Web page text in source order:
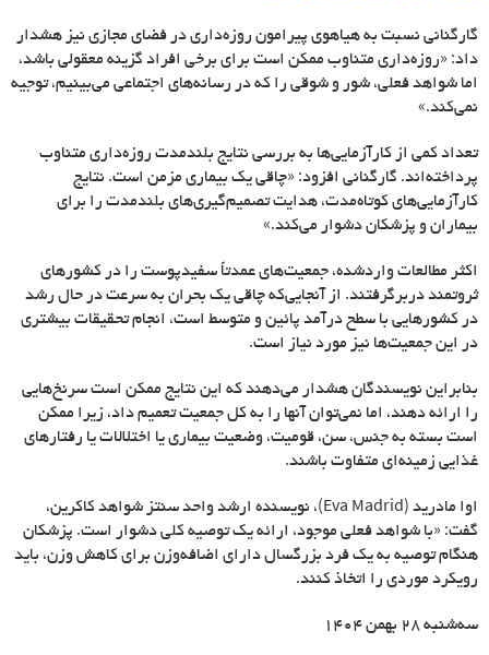
گارگنانی نسبت به هیاهوی پیرامون روزهداری در فضای مجازی نیز هشدار
داد: «روزهداری متناوب ممکن است برای برخی افراد گزینه معقولی باشد،
اما شواهد فعلی، شور و شوقی را که در رسانههای اجتماعی میبینیم، توجیه
نمیکند.»
تعداد کمی از کارآزماییها به بررسی نتایج بلندمدت روزهداری متناوب
پرداختهاند. گارگنانی افزود: «چاقی یک بیماری مزمن است. نتایج
کارآزماییهای کوتاهمدت، هدایت تصمیمگیریهای بلندمدت را برای
بیماران و پزشکان دشوار میکند.»
اکثر مطالعات واردشده، جمعیتهای عمدتاً سفیدپوست را در کشورهای
ثروتمند دربرگرفتند. از آنجاییکه چاقی یک بحران به سرعت در حال رشد
در کشورهایی با سطح درآمد پائین و متوسط است، انجام تحقیقات بیشتری
در این جمعیتها نیز مورد نیاز است.
بنابراین نویسندگان هشدار میدهند که این نتایج ممکن است سرنخهایی
را ارائه دهند، اما نمیتوان آنها را به کل جمعیت تعمیم داد، زیرا ممکن
است بسته به جنس، سن، قومیت، وضعیت بیماری یا اختلالات یا رفتارهای
غذایی زمینهای متفاوت باشند.
اوا مادرید (Eva Madrid)، نویسنده ارشد واحد سنتز شواهد کاکرین،
گفت: «با شواهد فعلی موجود، ارائه یک توصیه کلی دشوار است. پزشکان
هنگام توصیه به یک فرد بزرگسال دارای اضافهوزن برای کاهش وزن، باید
رویکرد موردی را اتخاذ کنند.
سه‌شنبه ۲۸ بهمن ۱۴۰۴